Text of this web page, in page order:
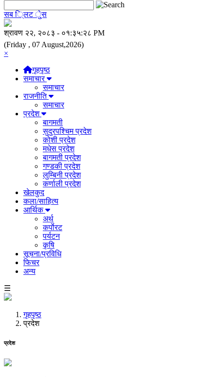
सब ि्लट े्ुस
(Friday , 07 August,2026)
×
गृहपृष्ठ
समाचार
समाचार
राजनीति
समाचार
प्रदेश
बागमती
सुदुरपश्चिम प्रदेश
कोशी प्रदेश
मधेस प्रदेश
बागमती प्रदेश
गण्डकी प्रदेश
लुम्बिनी प्रदेश
कर्णाली प्रदेश
खेलकुद
कला/साहित्य
आर्थिक
अर्थ
कर्पाेरट
पर्यटन
कृषि
सूचना/प्रविधि
फिचर
अन्य
☰
गृहपृष्ठ
प्रदेश
प्रदेश